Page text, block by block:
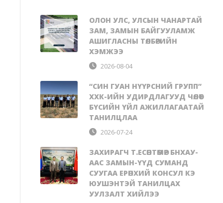
ОЛОН УЛС, УЛСЫН ЧАНАРТАЙ
ЗАМ, ЗАМЫН БАЙГУУЛАМЖ
АШИГЛАСНЫ ТӨЛБӨРИЙН
ХЭМЖЭЭ
2026-08-04
“СИН ГУАН НҮҮРСНИЙ ГРУПП”
ХХК-ИЙН УДИРДЛАГУУД ЧӨЛӨӨТ
БҮСИЙН ҮЙЛ АЖИЛЛАГААТАЙ
ТАНИЛЦЛАА
2026-07-24
ЗАХИРАГЧ Т.ЕСӨНТӨМӨР БНХАУ-
ААС ЗАМЫН-ҮҮД СУМАНД
СУУГАА ЕРӨНХИЙ КОНСУЛ КЭ
ЮУШЭНТЭЙ ТАНИЛЦАХ
УУЛЗАЛТ ХИЙЛЭЭ